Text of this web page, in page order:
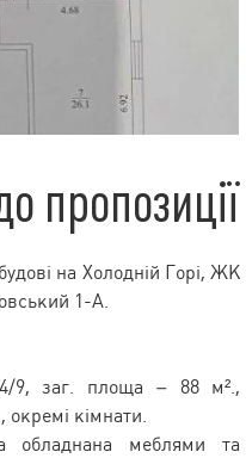
пропозиції
на Холодній Горі, ЖК
1-А.
9, заг. площа – 88 м².,
окремі кімнати.
обладнана меблями та